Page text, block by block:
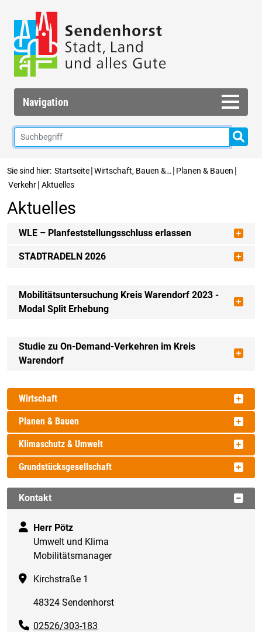
Navigation
Sie sind hier: Startseite|Wirtschaft, Bauen &…| Planen & Bauen |
Verkehr| Aktuelles
Aktuelles
WLE – Planfeststellungsschluss erlassen
STADTRADELN 2026
Mobilitätsuntersuchung Kreis Warendorf 2023 -
Modal Split Erhebung
Studie zu On-Demand-Verkehren im Kreis
Warendorf
Wirtschaft
Planen & Bauen
Klimaschutz & Umwelt
Grundstücksgesellschaft
Kontakt
Herr Pötz
Umwelt und Klima
Mobilitätsmanager
Kirchstraße 1
48324 Sendenhorst
02526/303-183